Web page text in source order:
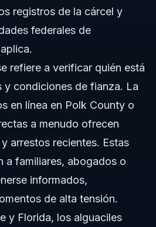
registros de la cárcel y
federales de
refiere a verificar quién está
y condiciones de fianza. La
en línea en Polk County o
a menudo ofrecen
arrestos recientes. Estas
a familiares, abogados o
informados,
de alta tensión.
y Florida, los alguaciles